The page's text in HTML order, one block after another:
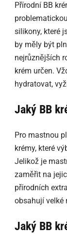
Přírodní BB
silikony, které
by měly být
nejrůznějších
krém určen.
hydratovat,
Jaký BB
Pro mastnou
krémy, které
Jelikož je
zaměřit na
přírodních
obsahují velké
Jaký BB